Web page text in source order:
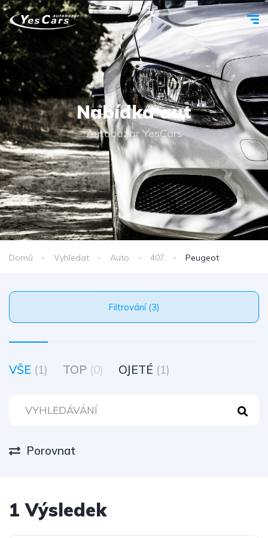
Nabídka aut
Autobazar YesCars
Domů Vyhledat Auto 407 Peugeot
Filtrování (3)
VŠE (1) TOP (0) OJETÉ (1)
Porovnat
1 Výsledek